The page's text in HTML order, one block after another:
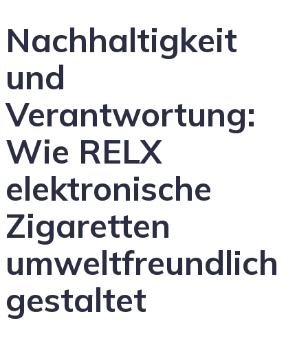
Nachhaltigkeit
und
Verantwortung:
Wie RELX
elektronische
Zigaretten
umweltfreundlich
gestaltet